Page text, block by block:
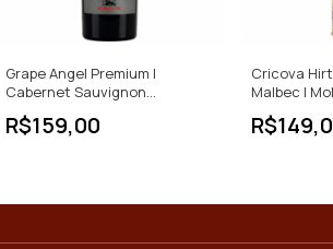
Grape Angel Premium |
Cabernet Sauvignon
Feteasca Neagra | Tinto Seco
| 750ml
R$159,00
Cricova
Malbec |